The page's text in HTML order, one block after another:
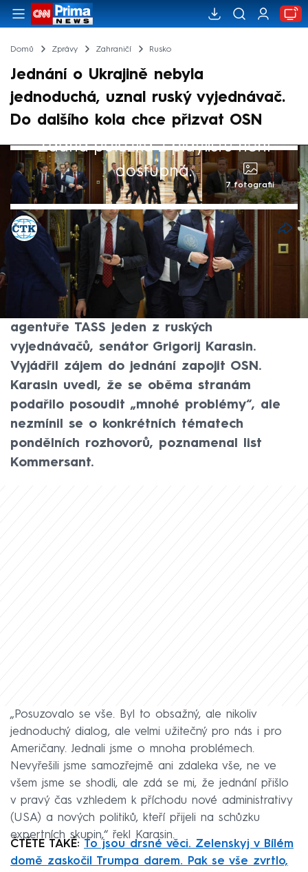
Domů Zprávy Zahraničí Rusko
Jednání o Ukrajině nebyla
jednoduchá, uznal ruský vyjednávač.
Do dalšího kola chce přizvat OSN
Žádná položka z playlistu není
dostupná.
7 fotografií
ČTK
25. bře 2025, 07:30
Jednání se Spojenými státy o Ukrajině v
Rijádu nebyla jednoduchá, ale byla užitečná
pro obě země, řekl v úterý ruské státní
agentuře TASS jeden z ruských
vyjednávačů, senátor Grigorij Karasin.
Vyjádřil zájem do jednání zapojit OSN.
Karasin uvedl, že se oběma stranám
podařilo posoudit „mnohé problémy“, ale
nezmínil se o konkrétních tématech
pondělních rozhovorů, poznamenal list
Kommersant.
„Posuzovalo se vše. Byl to obsažný, ale nikoliv
jednoduchý dialog, ale velmi užitečný pro nás i pro
Američany. Jednali jsme o mnoha problémech.
Nevyřešili jsme samozřejmě ani zdaleka vše, ne ve
všem jsme se shodli, ale zdá se mi, že jednání přišlo
v pravý čas vzhledem k příchodu nové administrativy
(USA) a nových politiků, kteří přijeli na schůzku
expertních skupin,“ řekl Karasin.
ČTĚTE TAKÉ: To jsou drsné věci. Zelenskyj v Bílém
domě zaskočil Trumpa darem. Pak se vše zvrtlo,